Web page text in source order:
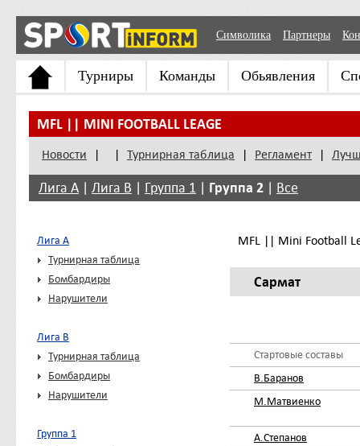
Символика Партнеры
Турниры Команды Обьявления
MFL || MINI FOOTBALL LEAGE
Новости | | Турнирная таблица | Регламент |
Лига А | Лига В | Группа 1 | Группа 2 | Все
Лига А
Турнирная таблица
Бомбардиры
Нарушители
Лига В
Турнирная таблица
Бомбардиры
Нарушители
Группа 1
MFL || Mini Football
Сармат
Стартовые составы
В.Баранов
М.Матвиенко
А.Степанов